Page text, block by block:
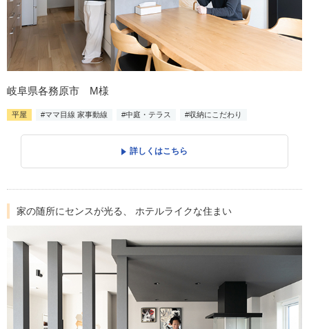
岐阜県各務原市 M様
平屋 #ママ目線 家事動線 #中庭・テラス #収納にこだわり
詳しくはこちら
家の随所にセンスが光る、 ホテルライクな住まい